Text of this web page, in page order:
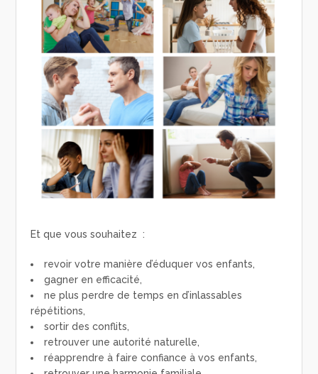
Et que vous souhaitez :
revoir votre manière d’éduquer vos enfants,
gagner en efficacité,
ne plus perdre de temps en d’inlassables
répétitions,
sortir des conflits,
retrouver une autorité naturelle,
réapprendre à faire confiance à vos enfants,